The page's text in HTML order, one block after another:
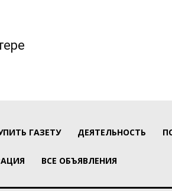
ГАЗЕТУ ДЕЯТЕЛЬНОСТЬ
ВСЕ ОБЪЯВЛЕНИЯ